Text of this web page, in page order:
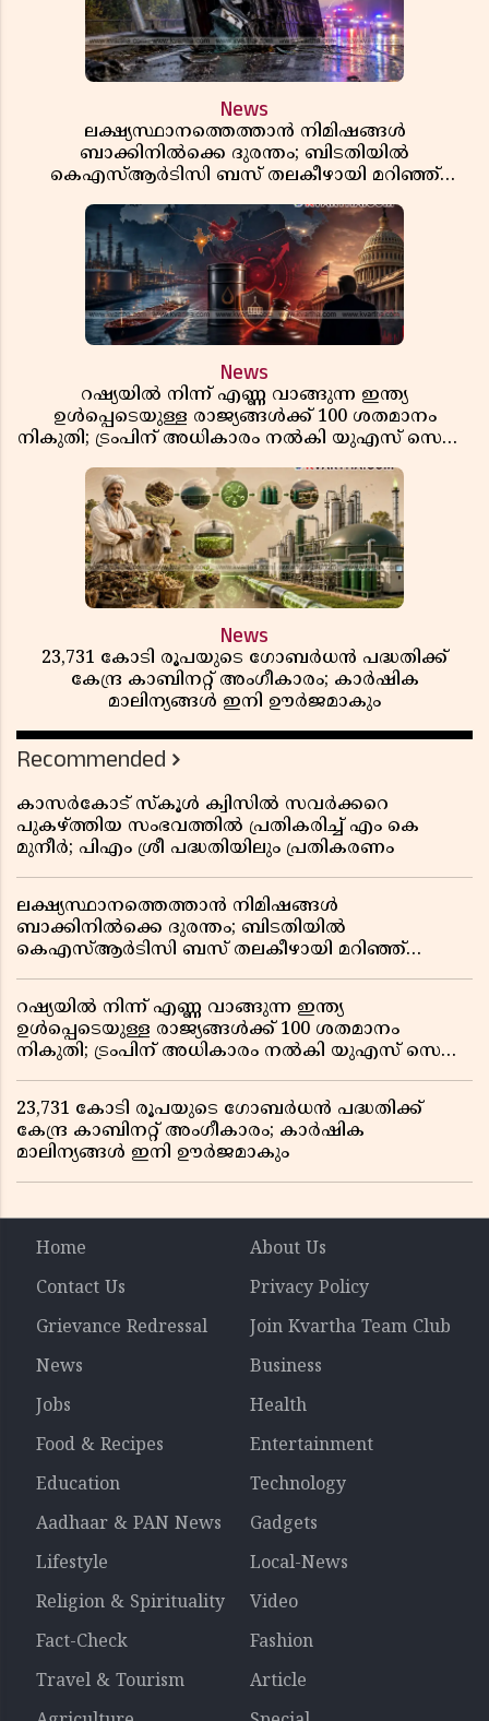
News
ലക്ഷ്യസ്ഥാനത്തെത്താൻ നിമിഷങ്ങൾ
ബാക്കിനിൽക്കെ ദുരന്തം; ബിടതിയിൽ
കെഎസ്ആർടിസി ബസ് തലകീഴായി മറിഞ്ഞ്
News
റഷ്യയിൽ നിന്ന് എണ്ണ വാങ്ങുന്ന ഇന്ത്യ
ഉൾപ്പെടെയുള്ള രാജ്യങ്ങൾക്ക് 100 ശതമാനം
നികുതി; ട്രംപിന് അധികാരം നൽകി യുഎസ് സെനറ്റ്
News
23,731 കോടി രൂപയുടെ ഗോബർധൻ പദ്ധതിക്ക്
കേന്ദ്ര കാബിനറ്റ് അംഗീകാരം; കാർഷിക
മാലിന്യങ്ങൾ ഇനി ഊർജമാകും
Recommended
കാസർകോട് സ്കൂൾ ക്വിസിൽ സവർക്കറെ
പുകഴ്ത്തിയ സംഭവത്തിൽ പ്രതികരിച്ച് എം കെ
മുനീർ; പിഎം ശ്രീ പദ്ധതിയിലും പ്രതികരണം
ലക്ഷ്യസ്ഥാനത്തെത്താൻ നിമിഷങ്ങൾ
ബാക്കിനിൽക്കെ ദുരന്തം; ബിടതിയിൽ
കെഎസ്ആർടിസി ബസ് തലകീഴായി മറിഞ്ഞ്
റഷ്യയിൽ നിന്ന് എണ്ണ വാങ്ങുന്ന ഇന്ത്യ
ഉൾപ്പെടെയുള്ള രാജ്യങ്ങൾക്ക് 100 ശതമാനം
നികുതി; ട്രംപിന് അധികാരം നൽകി യുഎസ് സെനറ്റ്
23,731 കോടി രൂപയുടെ ഗോബർധൻ പദ്ധതിക്ക്
കേന്ദ്ര കാബിനറ്റ് അംഗീകാരം; കാർഷിക
മാലിന്യങ്ങൾ ഇനി ഊർജമാകും
Home
About Us
Contact Us
Privacy Policy
Grievance Redressal
Join Kvartha Team Club
News
Business
Jobs
Health
Food & Recipes
Entertainment
Education
Technology
Aadhaar & PAN News
Gadgets
Lifestyle
Local-News
Religion & Spirituality
Video
Fact-Check
Fashion
Travel & Tourism
Article